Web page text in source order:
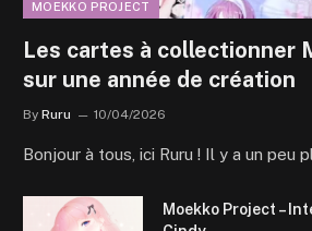
MOEKKO PROJECT
Les cartes à collectionner
sur une année de création
By Ruru 10/04/2026
Bonjour à tous, ici Ruru ! Il y a un peu
Moekko Project –